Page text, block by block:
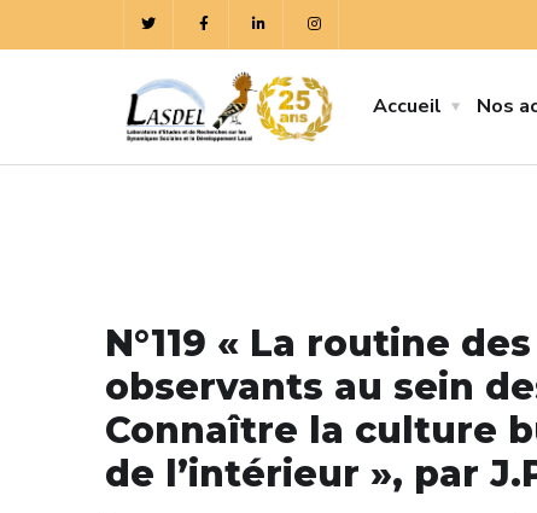
Accueil Nos
N°119 « La routine
observants au sein
Connaître la culture
de l’intérieur », par